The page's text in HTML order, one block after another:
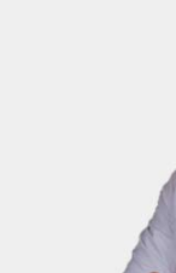
CONTATTI